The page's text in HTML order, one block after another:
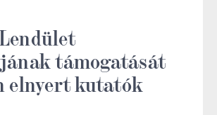
támogatását
elnyert kutatók